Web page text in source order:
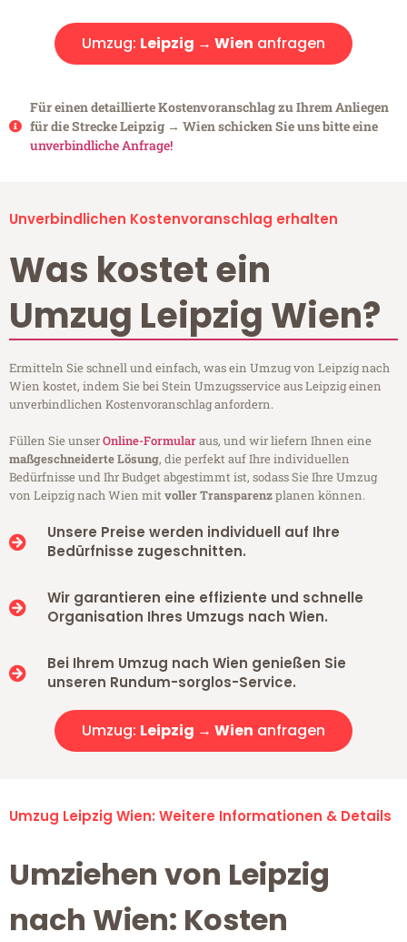
Umzug: Leipzig → Wien anfragen
Für einen detaillierte Kostenvoranschlag zu Ihrem Anliegen
für die Strecke Leipzig → Wien schicken Sie uns bitte eine
unverbindliche Anfrage!
Unverbindlichen Kostenvoranschlag erhalten
Was kostet ein
Umzug Leipzig Wien?
Ermitteln Sie schnell und einfach, was ein Umzug von Leipzig nach
Wien kostet, indem Sie bei Stein Umzugsservice aus Leipzig einen
unverbindlichen Kostenvoranschlag anfordern.
Füllen Sie unserOnline-Formularaus, und wir liefern Ihnen eine
maßgeschneiderte Lösung, die perfekt auf Ihre individuellen
Bedürfnisse und Ihr Budget abgestimmt ist, sodass Sie Ihre Umzug
von Leipzig nach Wien mitvoller Transparenzplanen können.
Unsere Preise werden individuell auf Ihre
Bedürfnisse zugeschnitten.
Wir garantieren eine effiziente und schnelle
Organisation Ihres Umzugs nach Wien.
Bei Ihrem Umzug nach Wien genießen Sie
unseren Rundum-sorglos-Service.
Umzug: Leipzig → Wien anfragen
Umzug Leipzig Wien: Weitere Informationen & Details
Umziehen von Leipzig
nach Wien: Kosten